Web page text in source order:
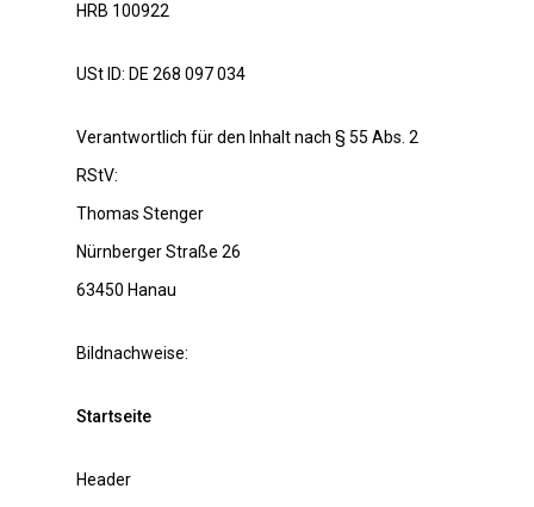
HRB 100922
USt ID: DE 268 097 034
Verantwortlich für den Inhalt nach § 55 Abs. 2
RStV:
Thomas Stenger
Nürnberger Straße 26
63450 Hanau
Bildnachweise:
Startseite
Header